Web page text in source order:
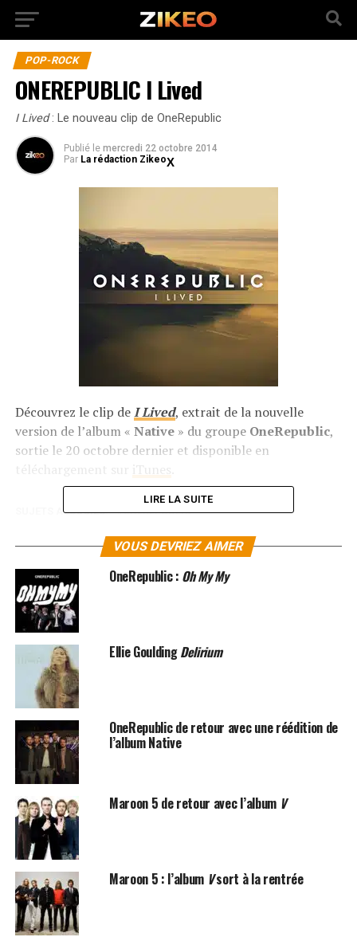
POP-ROCK
ONEREPUBLIC I Lived
I Lived: Le nouveau clip de OneRepublic
Publié le mercredi 22 octobre 2014
Par La rédaction Zikeo
Découvrez le clip deI Lived, extrait de la nouvelle
version de l’album « Native» du groupe OneRepublic,
sortie le 20 octobre dernier et disponible en
SUJETS ASSOCIÉS: ONEREPUBLIC
LIRE LA SUITE
VOUS DEVRIEZ AIMER
OneRepublic : Oh My My
Ellie GouldingDelirium
OneRepublic de retour avec une réédition de
l’album Native
Maroon 5 de retour avec l’album V
Maroon 5 : l’album Vsort à la rentrée